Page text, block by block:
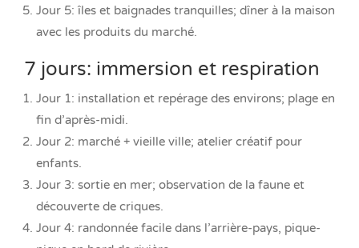
Jour 5: îles et baignades tranquilles; dîner à la maison
avec les produits du marché.
7 jours: immersion et respiration
Jour 1: installation et repérage des environs; plage en
fin d’après-midi.
Jour 2: marché + vieille ville; atelier créatif pour
enfants.
Jour 3: sortie en mer; observation de la faune et
découverte de criques.
Jour 4: randonnée facile dans l’arrière-pays, pique-